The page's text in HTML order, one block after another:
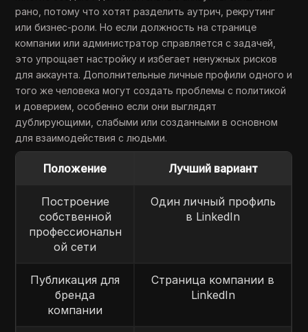
рано, потому что хотят разделить аутрич, рекрутинг
или бизнес-роли. Но если должность на странице
компании или администратор справляется с задачей,
это упрощает настройку и избегает ненужных рисков
для аккаунта. Дополнительные личные профили одного и
того же человека могут создать проблемы с политикой
и доверием, особенно если они выглядят
дублирующими, слабыми или созданными в основном
для взаимодействия с людьми.
Положение Лучший вариант
Построение
собственной
профессиональн
ой сети
Один личный профиль
в LinkedIn
Публикация для
бренда
компании
Страница компании в
LinkedIn